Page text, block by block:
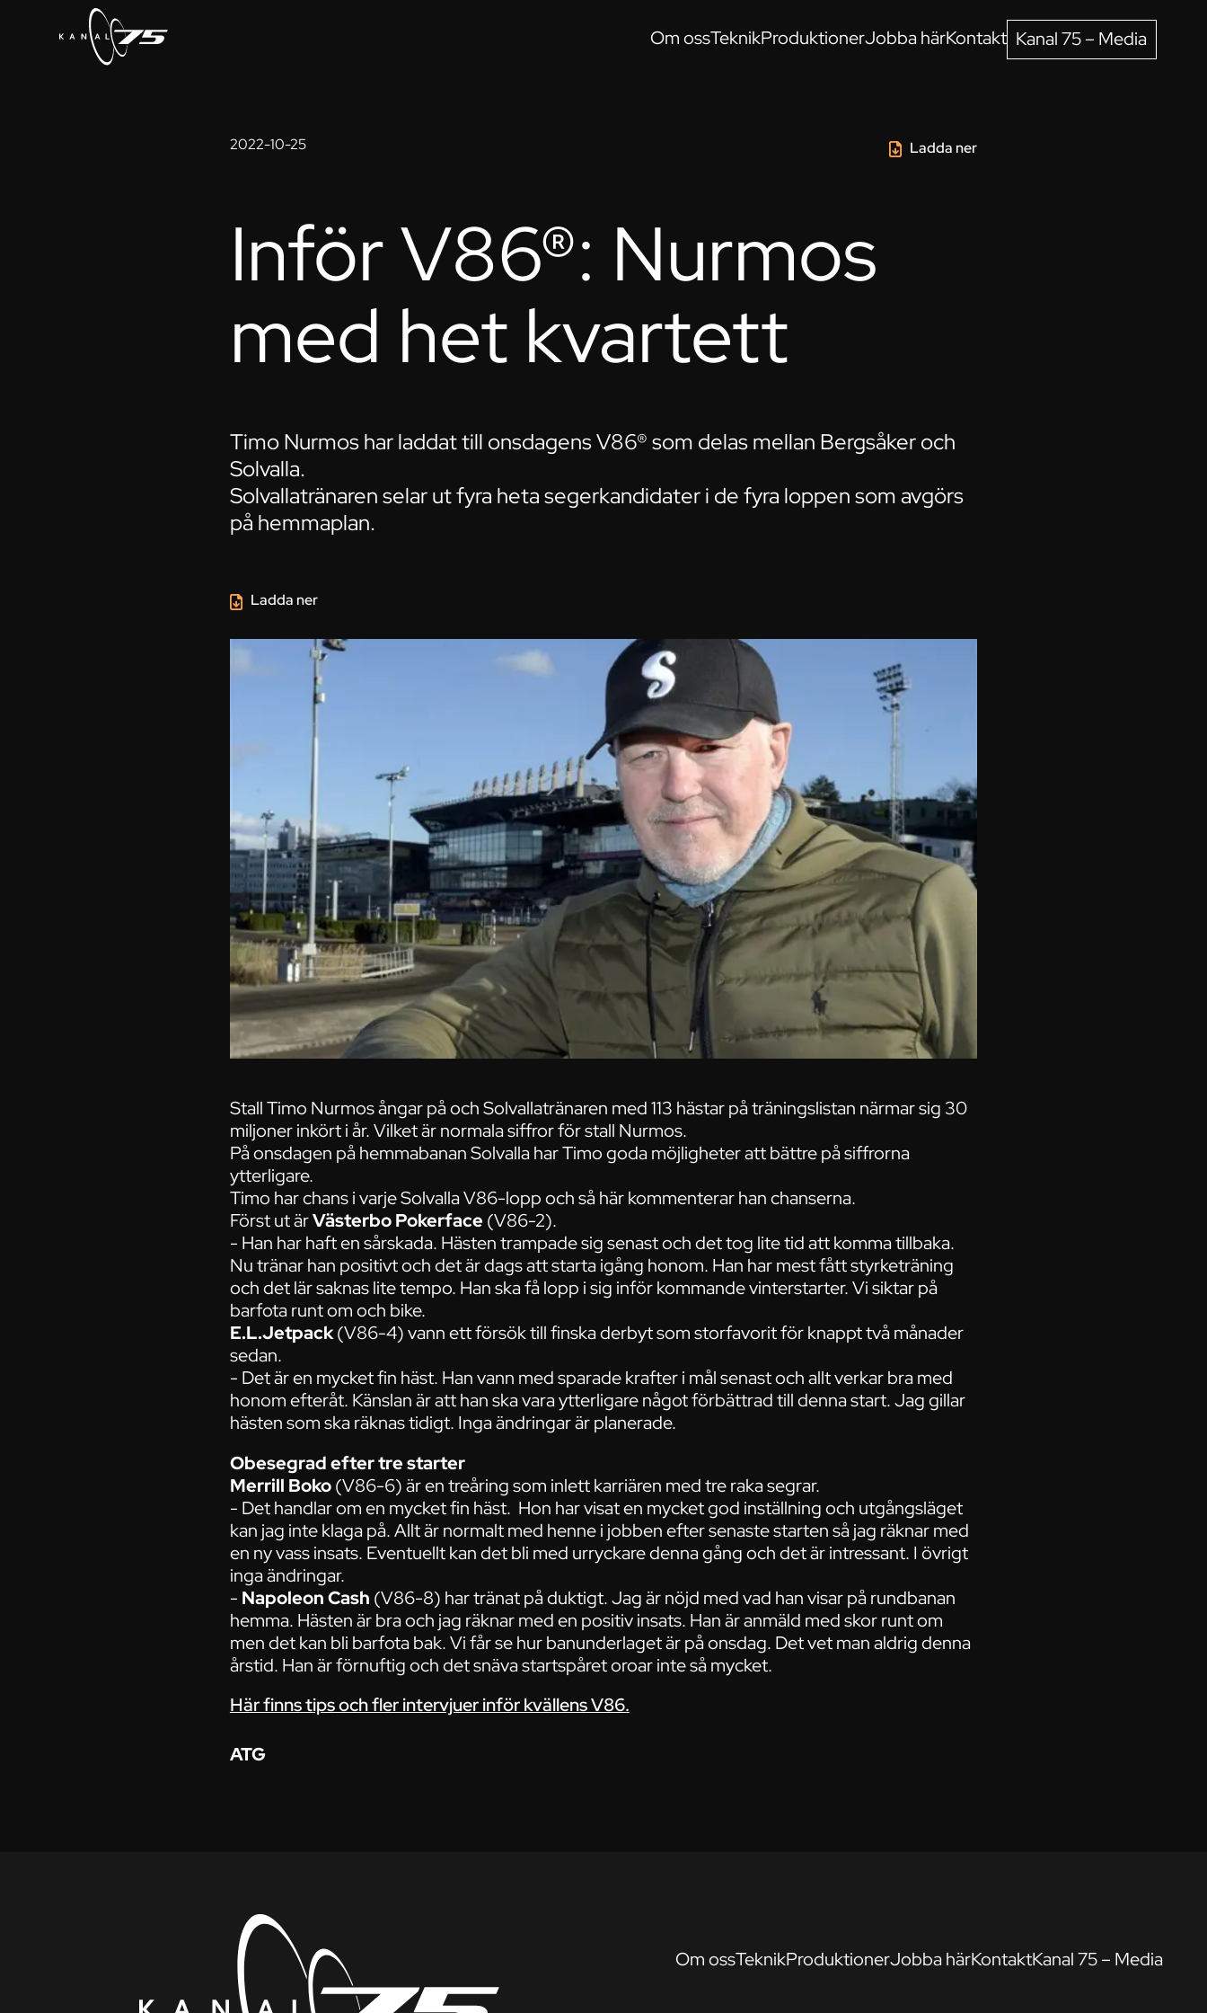
Om ossTeknikProduktionerJobba härKontakt Kanal 75 – Media
2022-10-25 Ladda ner
Inför V86®: Nurmos
med het kvartett
Timo Nurmos har laddat till onsdagens V86® som delas mellan Bergsåker och
Solvalla.
Solvallatränaren selar ut fyra heta segerkandidater i de fyra loppen som avgörs
på hemmaplan.
Stall Timo Nurmos ångar på och Solvallatränaren med 113 hästar på träningslistan närmar sig 30
miljoner inkört i år. Vilket är normala siffror för stall Nurmos.
På onsdagen på hemmabanan Solvalla har Timo goda möjligheter att bättre på siffrorna
ytterligare.
Timo har chans i varje Solvalla V86-lopp och så här kommenterar han chanserna.
Först ut ärVästerbo Pokerface (V86-2).
- Han har haft en sårskada. Hästen trampade sig senast och det tog lite tid att komma tillbaka.
Nu tränar han positivt och det är dags att starta igång honom. Han har mest fått styrketräning
och det lär saknas lite tempo. Han ska få lopp i sig inför kommande vinterstarter. Vi siktar på
barfota runt om och bike.
E.L.Jetpack(V86-4) vann ett försök till finska derbyt som storfavorit för knappt två månader
sedan.
- Det är en mycket fin häst. Han vann med sparade krafter i mål senast och allt verkar bra med
honom efteråt. Känslan är att han ska vara ytterligare något förbättrad till denna start. Jag gillar
hästen som ska räknas tidigt. Inga ändringar är planerade.
Obesegrad efter tre starter
Merrill Boko(V86-6) är en treåring som inlett karriären med tre raka segrar.
- Det handlar om en mycket fin häst. Hon har visat en mycket god inställning och utgångsläget
kan jag inte klaga på. Allt är normalt med henne i jobben efter senaste starten så jag räknar med
en ny vass insats. Eventuellt kan det bli med urryckare denna gång och det är intressant. I övrigt
inga ändringar.
- Napoleon Cash (V86-8) har tränat på duktigt. Jag är nöjd med vad han visar på rundbanan
hemma. Hästen är bra och jag räknar med en positiv insats. Han är anmäld med skor runt om
men det kan bli barfota bak. Vi får se hur banunderlaget är på onsdag. Det vet man aldrig denna
årstid. Han är förnuftig och det snäva startspåret oroar inte så mycket.
Här finns tips och fler intervjuer inför kvällens V86.
Ladda ner
ATG
Om ossTeknikProduktionerJobba härKontaktKanal 75 – Media